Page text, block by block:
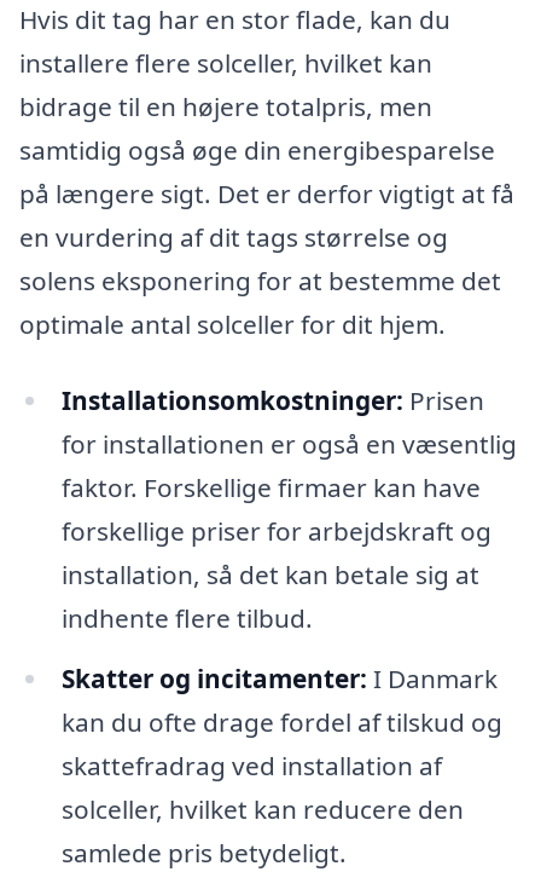
Hvis dit tag har en stor flade, kan du
installere flere solceller, hvilket kan
bidrage til en højere totalpris, men
samtidig også øge din energibesparelse
på længere sigt. Det er derfor vigtigt at få
en vurdering af dit tags størrelse og
solens eksponering for at bestemme det
optimale antal solceller for dit hjem.
Installationsomkostninger: Prisen
for installationen er også en væsentlig
faktor. Forskellige firmaer kan have
forskellige priser for arbejdskraft og
installation, så det kan betale sig at
indhente flere tilbud.
Skatter og incitamenter: I Danmark
kan du ofte drage fordel af tilskud og
skattefradrag ved installation af
solceller, hvilket kan reducere den
samlede pris betydeligt.